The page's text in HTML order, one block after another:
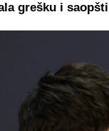
grešku i